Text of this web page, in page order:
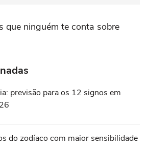
que ninguém te conta sobre
previsão para os 12 signos em
do zodíaco com maior sensibilidade